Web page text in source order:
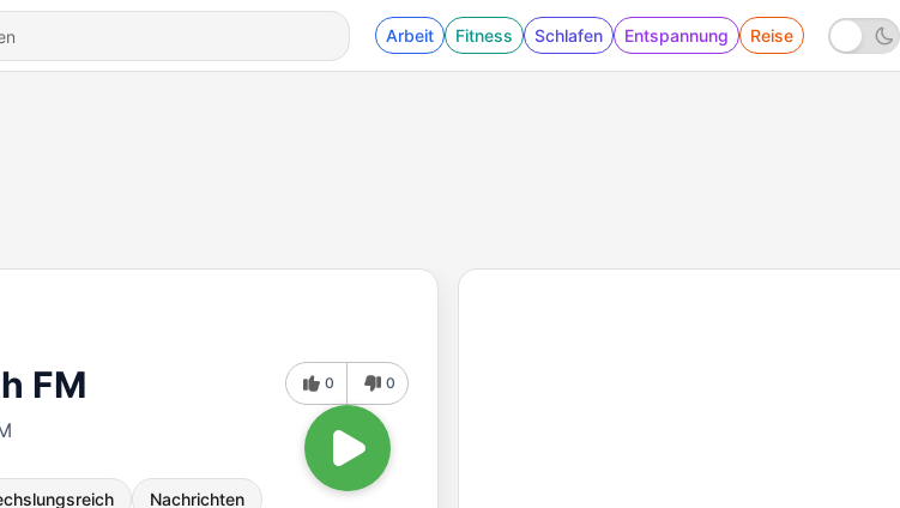
Arbeit Fitness Schlafen Entspannung Reise
FM
Nachrichten
0 0